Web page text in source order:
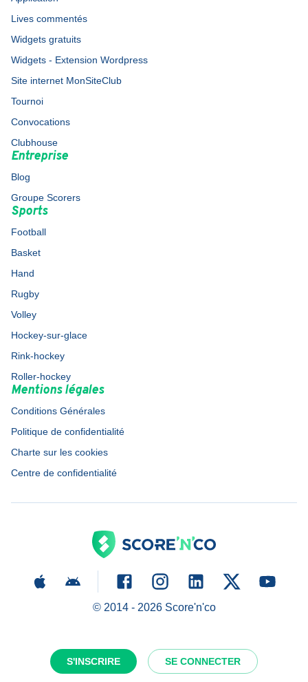
S'INSCRIRE SE CONNECTER
Lives commentés
Widgets gratuits
Widgets - Extension Wordpress
Site internet MonSiteClub
Tournoi
Convocations
Clubhouse
Entreprise
Blog
Groupe Scorers
Sports
Football
Basket
Hand
Rugby
Volley
Hockey-sur-glace
Rink-hockey
Roller-hockey
Mentions légales
Conditions Générales
Politique de confidentialité
Charte sur les cookies
Centre de confidentialité
© 2014 - 2026Score'n'co